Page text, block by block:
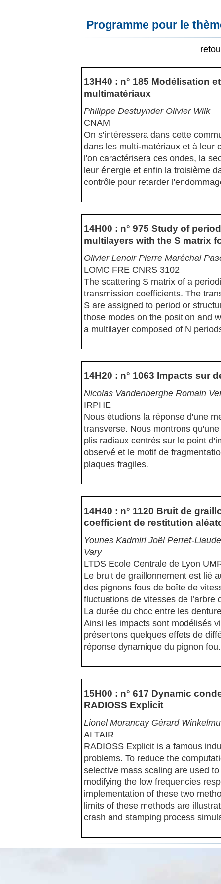
Programme pour le
13H40 : n° 185 Modélisation
multimatériaux
Philippe Destuynder Olivier Wilk
CNAM
On s'intéressera dans cette
dans les multi-matériaux et à leur
l'on caractérisera ces ondes, la
leur énergie et enfin la troisième
contrôle pour retarder
14H00 : n° 975 Study of
multilayers with the S matrix
Olivier Lenoir Pierre Maréchal
LOMC FRE CNRS 3102
The scattering S matrix of a
transmission coefficients. The
S are assigned to period or
those modes on the position and
a multilayer composed of N
14H20 : n° 1063 Impacts sur
Nicolas Vandenberghe Romain
IRPHE
Nous étudions la réponse d'une
transverse. Nous montrons
plis radiaux centrés sur le point
observé et le motif de
plaques fragiles.
14H40 : n° 1120 Bruit de
coefficient de restitution
Younes Kadmiri Joël Perret-
Vary
LTDS Ecole Centrale de Lyon
Le bruit de graillonnement est lié
des pignons fous de boîte de
fluctuations de vitesses de l’arbre
La durée du choc entre les
Ainsi les impacts sont modélisés
présentons quelques effets de
réponse dynamique du pignon fou.
15H00 : n° 617 Dynamic
RADIOSS Explicit
Lionel Morancay Gérard
ALTAIR
RADIOSS Explicit is a famous
problems. To reduce the
selective mass scaling are used
modifying the low frequencies
implementation of these two
limits of these methods are
crash and stamping process